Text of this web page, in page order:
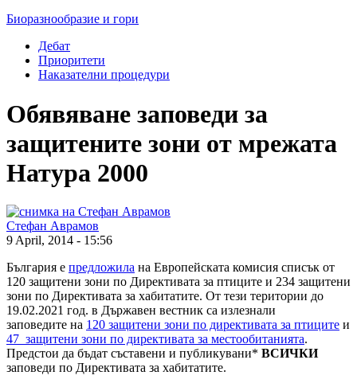
Биоразнообразие и гори
Дебат
Приоритети
Наказателни процедури
Обявяване заповеди за
защитените зони от мрежата
Натура 2000
Стефан Аврамов
9 April, 2014 - 15:56
България е предложила на Европейската комисия списък от
120 защитени зони по Директивата за птиците и 234 защитени
зони по Директивата за хабитатите. От тези територии до
19.02.2021 год. в Държавен вестник са излезнали
заповедите на 120 защитени зони по директивата за птиците и
47 защитени зони по директивата за местообитанията.
Предстои да бъдат съставени и публикувани* ВСИЧКИ
заповеди по Директивата за хабитатите.